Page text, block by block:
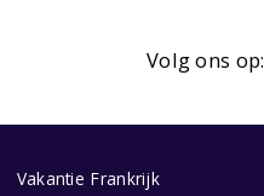
Volg ons op:
Vakantie Frankrijk